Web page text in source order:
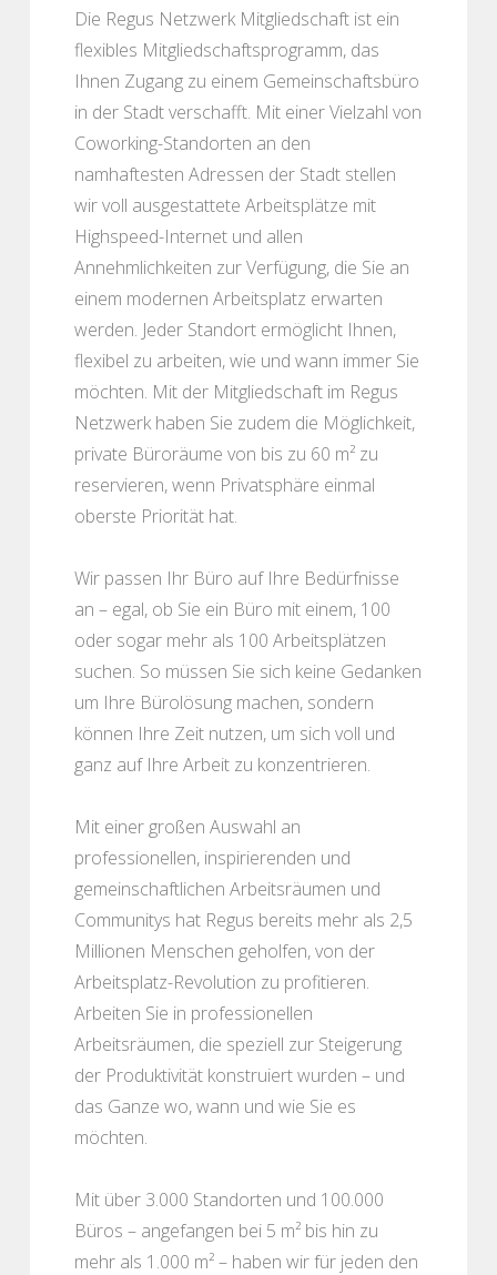
Die Regus Netzwerk Mitgliedschaft ist ein
flexibles Mitgliedschaftsprogramm, das
Ihnen Zugang zu einem Gemeinschaftsbüro
in der Stadt verschafft. Mit einer Vielzahl von
Coworking-Standorten an den
namhaftesten Adressen der Stadt stellen
wir voll ausgestattete Arbeitsplätze mit
Highspeed-Internet und allen
Annehmlichkeiten zur Verfügung, die Sie an
einem modernen Arbeitsplatz erwarten
werden. Jeder Standort ermöglicht Ihnen,
flexibel zu arbeiten, wie und wann immer Sie
möchten. Mit der Mitgliedschaft im Regus
Netzwerk haben Sie zudem die Möglichkeit,
private Büroräume von bis zu 60 m² zu
reservieren, wenn Privatsphäre einmal
oberste Priorität hat.
Wir passen Ihr Büro auf Ihre Bedürfnisse
an – egal, ob Sie ein Büro mit einem, 100
oder sogar mehr als 100 Arbeitsplätzen
suchen. So müssen Sie sich keine Gedanken
um Ihre Bürolösung machen, sondern
können Ihre Zeit nutzen, um sich voll und
ganz auf Ihre Arbeit zu konzentrieren.
Mit einer großen Auswahl an
professionellen, inspirierenden und
gemeinschaftlichen Arbeitsräumen und
Communitys hat Regus bereits mehr als 2,5
Millionen Menschen geholfen, von der
Arbeitsplatz-Revolution zu profitieren.
Arbeiten Sie in professionellen
Arbeitsräumen, die speziell zur Steigerung
der Produktivität konstruiert wurden – und
das Ganze wo, wann und wie Sie es
möchten.
Mit über 3.000 Standorten und 100.000
Büros – angefangen bei 5 m² bis hin zu
mehr als 1.000 m² – haben wir für jeden den